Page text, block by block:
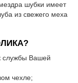
шубки имеет
из свежего меха
службы Вашей
чехле;